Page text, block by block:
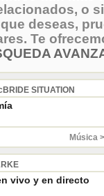
o
deseas,
Te
SITUATION
Música
vivo y en directo